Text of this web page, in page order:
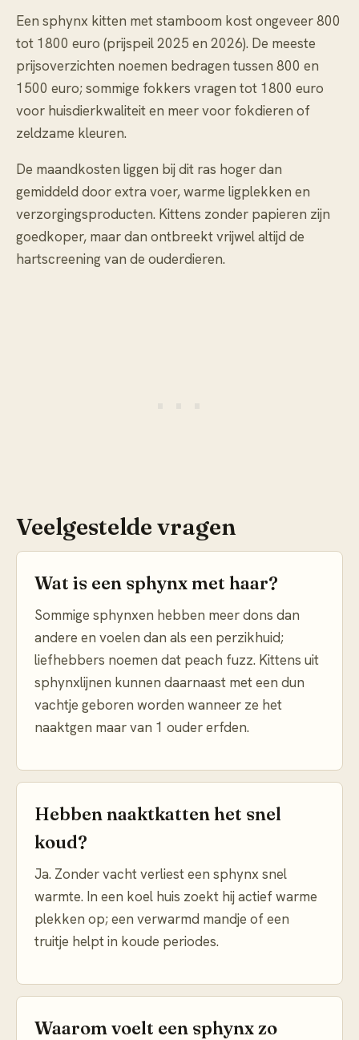
Een sphynx kitten met stamboom kost ongeveer 800
tot 1800 euro (prijspeil 2025 en 2026). De meeste
prijsoverzichten noemen bedragen tussen 800 en
1500 euro; sommige fokkers vragen tot 1800 euro
voor huisdierkwaliteit en meer voor fokdieren of
zeldzame kleuren.
De maandkosten liggen bij dit ras hoger dan
gemiddeld door extra voer, warme ligplekken en
verzorgingsproducten. Kittens zonder papieren zijn
goedkoper, maar dan ontbreekt vrijwel altijd de
hartscreening van de ouderdieren.
Veelgestelde vragen
Wat is een sphynx met haar?
Sommige sphynxen hebben meer dons dan
andere en voelen dan als een perzikhuid;
liefhebbers noemen dat peach fuzz. Kittens uit
sphynxlijnen kunnen daarnaast met een dun
vachtje geboren worden wanneer ze het
naaktgen maar van 1 ouder erfden.
Hebben naaktkatten het snel
koud?
Ja. Zonder vacht verliest een sphynx snel
warmte. In een koel huis zoekt hij actief warme
plekken op; een verwarmd mandje of een
truitje helpt in koude periodes.
Waarom voelt een sphynx zo